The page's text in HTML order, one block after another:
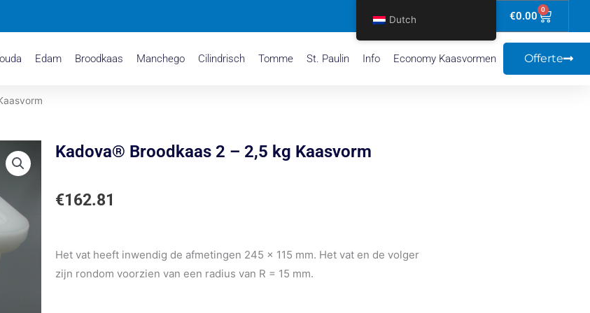
€0.00 0
Edam Broodkaas Manchego Cilindrisch Tomme St. Paulin Info Economy Kaasvormen Offerte
Kadova® Broodkaas 2 – 2,5 kg Kaasvorm
€162.81
Het vat heeft inwendig de afmetingen 245 x 115 mm. Het vat en de volger
zijn rondom voorzien van een radius van R = 15 mm.
Dutch